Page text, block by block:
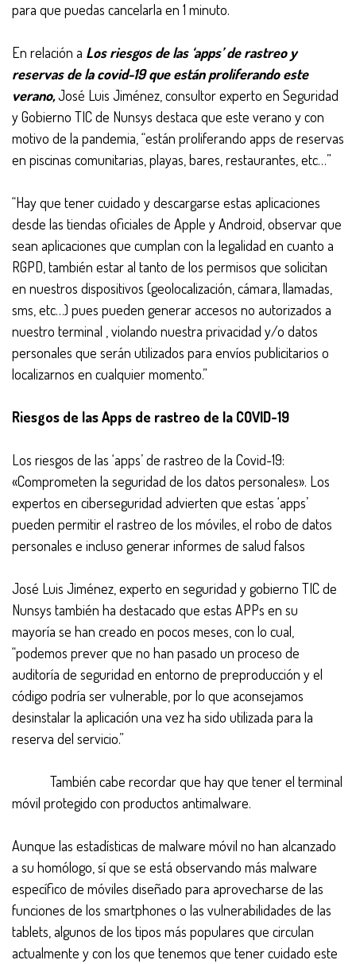
para que puedas cancelarla en 1 minuto.
En relación a Los riesgos de las ‘apps’ de rastreo y
reservas de la covid-19 que están proliferando este
verano,José Luis Jiménez, consultor experto en Seguridad
y Gobierno TIC de Nunsys destaca que este verano y con
motivo de la pandemia, “están proliferando apps de reservas
en piscinas comunitarias, playas, bares, restaurantes, etc…”
“Hay que tener cuidado y descargarse estas aplicaciones
desde las tiendas oficiales de Apple y Android, observar que
sean aplicaciones que cumplan con la legalidad en cuanto a
RGPD, también estar al tanto de los permisos que solicitan
en nuestros dispositivos (geolocalización, cámara, llamadas,
sms, etc…) pues pueden generar accesos no autorizados a
nuestro terminal , violando nuestra privacidad y/o datos
personales que serán utilizados para envíos publicitarios o
localizarnos en cualquier momento.”
Riesgos de las Apps de rastreo de la COVID-19
Los riesgos de las ‘apps’ de rastreo de la Covid-19:
«Comprometen la seguridad de los datos personales». Los
expertos en ciberseguridad advierten que estas ‘apps’
pueden permitir el rastreo de los móviles, el robo de datos
personales e incluso generar informes de salud falsos
José Luis Jiménez, experto en seguridad y gobierno TIC de
Nunsys también ha destacado que estas APPs en su
mayoría se han creado en pocos meses, con lo cual,
“podemos prever que no han pasado un proceso de
auditoría de seguridad en entorno de preproducción y el
código podría ser vulnerable, por lo que aconsejamos
desinstalar la aplicación una vez ha sido utilizada para la
reserva del servicio.”
​ También cabe recordar que hay que tener el terminal
móvil protegido con productos antimalware.
Aunque las estadísticas de malware móvil no han alcanzado
a su homólogo, sí que se está observando más malware
específico de móviles diseñado para aprovecharse de las
funciones de los smartphones o las vulnerabilidades de las
tablets, algunos de los tipos más populares que circulan
actualmente y con los que tenemos que tener cuidado este